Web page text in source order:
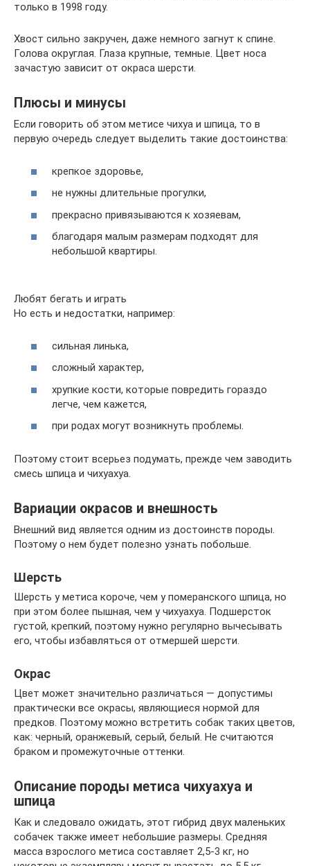
только в 1998 году.
Хвост сильно закручен, даже немного загнут к спине.
Голова округлая. Глаза крупные, темные. Цвет носа
зачастую зависит от окраса шерсти.
Плюсы и минусы
Если говорить об этом метисе чихуа и шпица, то в
первую очередь следует выделить такие достоинства:
крепкое здоровье,
не нужны длительные прогулки,
прекрасно привязываются к хозяевам,
благодаря малым размерам подходят для
небольшой квартиры.
Любят бегать и играть
Но есть и недостатки, например:
сильная линька,
сложный характер,
хрупкие кости, которые повредить гораздо
легче, чем кажется,
при родах могут возникнуть проблемы.
Поэтому стоит всерьез подумать, прежде чем заводить
смесь шпица и чихуахуа.
Вариации окрасов и внешность
Внешний вид является одним из достоинств породы.
Поэтому о нем будет полезно узнать побольше.
Шерсть
Шерсть у метиса короче, чем у померанского шпица, но
при этом более пышная, чем у чихуахуа. Подшерсток
густой, крепкий, поэтому нужно регулярно вычесывать
его, чтобы избавляться от отмершей шерсти.
Окрас
Цвет может значительно различаться — допустимы
практически все окрасы, являющиеся нормой для
предков. Поэтому можно встретить собак таких цветов,
как: черный, оранжевый, серый, белый. Не считаются
браком и промежуточные оттенки.
Описание породы метиса чихуахуа и
шпица
Как и следовало ожидать, этот гибрид двух маленьких
собачек также имеет небольшие размеры. Средняя
масса взрослого метиса составляет 2,5-3 кг, но